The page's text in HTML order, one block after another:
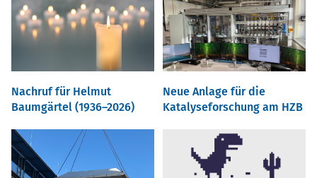
Nachruf für Helmut
Baumgärtel (1936–2026)
Neue Anlage für die
Katalyseforschung am HZB